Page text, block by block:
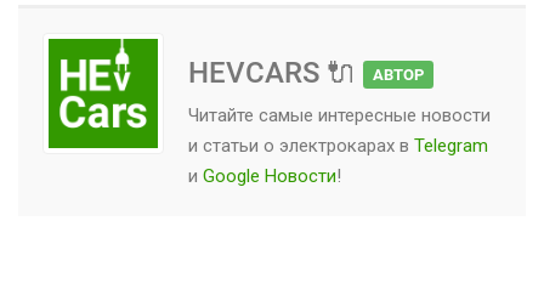
HEVCARS 🔌 АВТОР
Читайте самые интересные новости
и статьи о электрокарах в Telegram
и Google Новости!